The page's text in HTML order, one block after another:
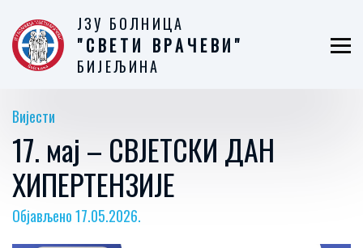
ЈЗУ БОЛНИЦА
"СВЕТИ ВРАЧЕВИ"
БИЈЕЉИНА
Вијести
17. мај – СВЈЕТСКИ ДАН
ХИПЕРТЕНЗИЈЕ
Објављено 17.05.2026.